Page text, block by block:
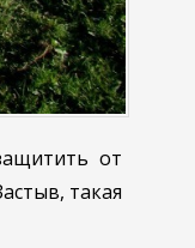
от
такая